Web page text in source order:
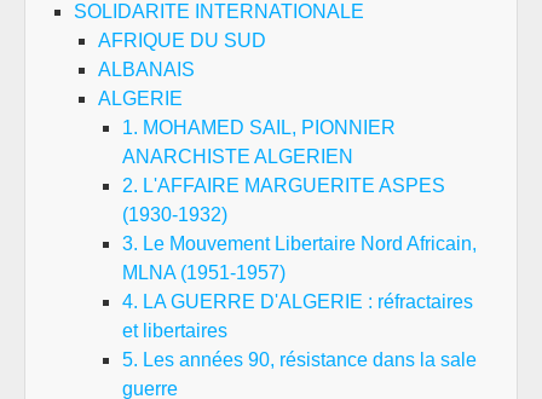
SOLIDARITE INTERNATIONALE
AFRIQUE DU SUD
ALBANAIS
ALGERIE
1. MOHAMED SAIL, PIONNIER
ANARCHISTE ALGERIEN
2. L'AFFAIRE MARGUERITE ASPES
(1930-1932)
3. Le Mouvement Libertaire Nord Africain,
MLNA (1951-1957)
4. LA GUERRE D'ALGERIE : réfractaires
et libertaires
5. Les années 90, résistance dans la sale
guerre